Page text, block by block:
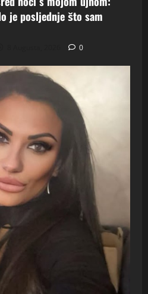
je posljednje što sam
0